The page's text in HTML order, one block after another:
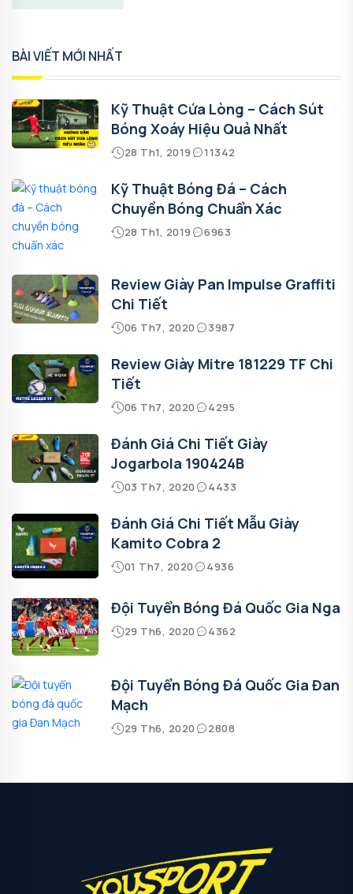
BÀI VIẾT MỚI NHẤT
Kỹ Thuật Cứa Lòng – Cách Sút
Bóng Xoáy Hiệu Quả Nhất
28 Th1, 2019 11342
Kỹ Thuật Bóng Đá – Cách
Chuyền Bóng Chuẩn Xác
28 Th1, 2019 6963
Review Giày Pan Impulse Graffiti
Chi Tiết
06 Th7, 2020 3987
Review Giày Mitre 181229 TF Chi
Tiết
06 Th7, 2020 4295
Đánh Giá Chi Tiết Giày
Jogarbola 190424B
03 Th7, 2020 4433
Đánh Giá Chi Tiết Mẫu Giày
Kamito Cobra 2
01 Th7, 2020 4936
Đội Tuyển Bóng Đá Quốc Gia Nga
29 Th6, 2020 4362
Đội Tuyển Bóng Đá Quốc Gia Đan
Mạch
29 Th6, 2020 2808